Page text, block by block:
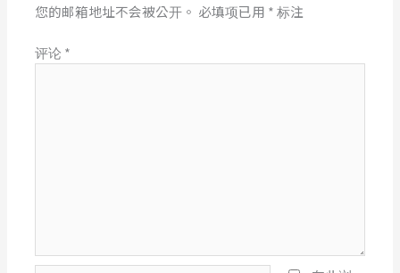
您的邮箱地址不会被公开。 必填项已用 *标注
评论 *